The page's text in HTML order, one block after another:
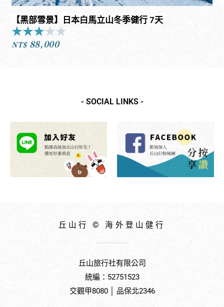
【黑部雪景】日本白馬立山冬季健行 7天
★★★★★
NT$ 88,000
- SOCIAL LINKS -
丘山行 © 海外登山健行
丘山旅行社有限公司
統編：52751523
交觀甲8080 │ 品保北2346